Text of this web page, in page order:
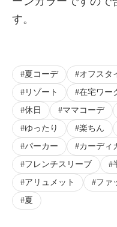
す。
夏コーデ オフスタ
リゾート
在宅ワー
休日
ママコーデ
ゆったり
楽ちん
パーカー
カーディ
フレンチスリーブ
アリュメット
ファ
夏